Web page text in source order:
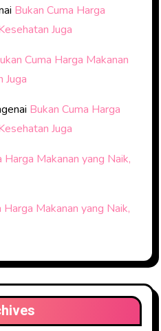
Bukan Cuma Harga
Juga
Cuma Harga Makanan
Juga
Bukan Cuma Harga
Juga
Harga Makanan yang Naik,
Harga Makanan yang Naik,